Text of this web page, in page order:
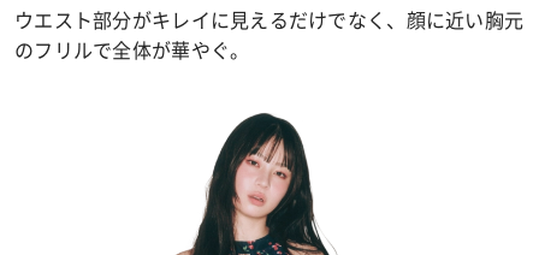
ウエスト部分がキレイに見えるだけでなく、顔に近い胸元
のフリルで全体が華やぐ。